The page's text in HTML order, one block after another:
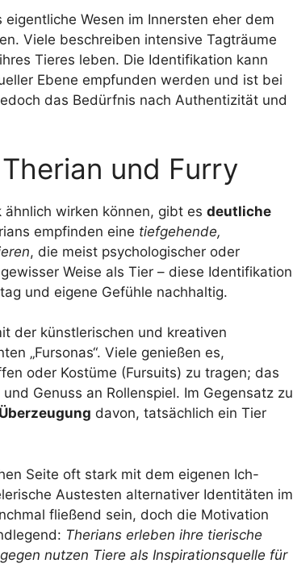
Wesen im Innersten eher dem
Viele beschreiben intensive Tagträume
Tieres leben. Die Identifikation kann
Ebene empfunden werden und ist bei
das Bedürfnis nach Authentizität und
und Furry
wirken können, gibt es deutliche
empfinden eine tiefgehende,
, die meist psychologischer oder
Weise als Tier – diese Identifikation
und eigene Gefühle nachhaltig.
der künstlerischen und kreativen
„Fursonas“. Viele genießen es,
oder Kostüme (Fursuits) zu tragen; das
Genuss an Rollenspiel. Im Gegensatz zu
davon, tatsächlich ein Tier
Seite oft stark mit dem eigenen Ich-
Austesten alternativer Identitäten im
fließend sein, doch die Motivation
Therians erleben ihre tierische
nutzen Tiere als Inspirationsquelle für